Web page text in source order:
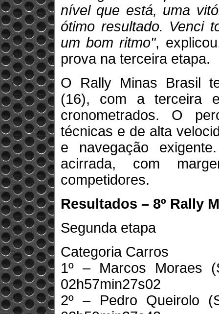
nível que está, uma
ótimo resultado. Venci
um bom ritmo",
prova na terceira etapa.
O Rally Minas Brasil
(16), com a terceira
cronometrados. O
técnicas e de alta
e navegação
acirrada, com
competidores.
Resultados – 8º Rally
Segunda etapa
Categoria Carros
1º – Marcos Moraes
02h57min27s02
2º – Pedro Queirolo